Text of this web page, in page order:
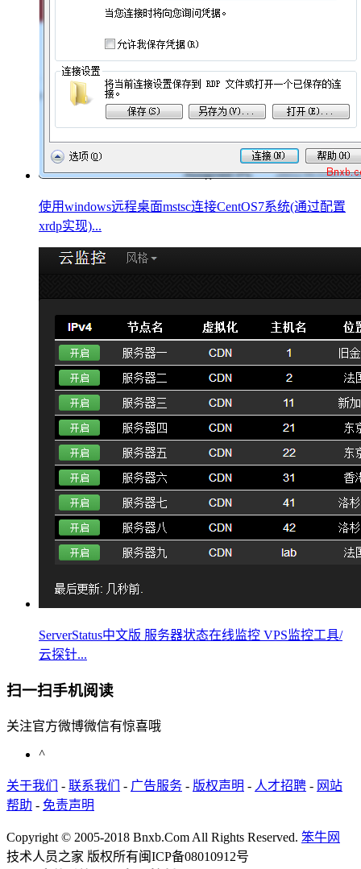
使用windows远程桌面mstsc连接CentOS7系统(通过配置
xrdp实现)...
ServerStatus中文版 服务器状态在线监控 VPS监控工具/
云探针...
扫一扫手机阅读
关注官方微博微信有惊喜哦
^
关于我们 - 联系我们 - 广告服务 - 版权声明 - 人才招聘 - 网站
帮助 - 免责声明
Copyright © 2005-2018 Bnxb.Com All Rights Reserved. 笨牛网
技术人员之家 版权所有闽ICP备08010912号